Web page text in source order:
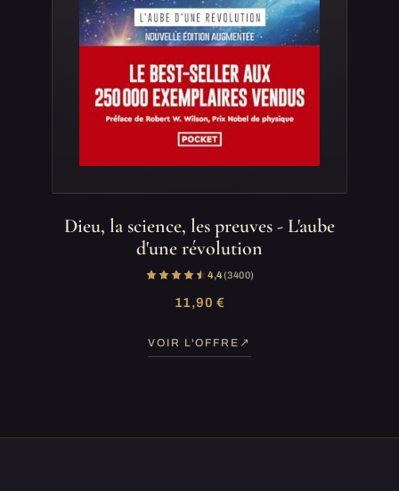
Dieu, la science, les preuves - L'aube
d'une révolution
4,4(3 400)
11,90 €
VOIR L'OFFRE